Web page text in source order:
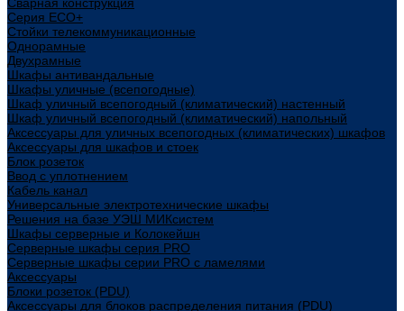
Серия ECO+
Стойки телекоммуникационные
Однорамные
Двухрамные
Шкафы антивандальные
Шкафы уличные (всепогодные)
Шкаф уличный всепогодный (климатический) настенный
Шкаф уличный всепогодный (климатический) напольный
Аксессуары для уличных всепогодных (климатических) шкафов
Аксессуары для шкафов и стоек
Блок розеток
Ввод с уплотнением
Кабель канал
Универсальные электротехнические шкафы
Решения на базе УЭШ МИКсистем
Шкафы серверные и Колокейшн
Серверные шкафы серия PRO
Серверные шкафы серии PRO с ламелями
Аксессуары
Блоки розеток (PDU)
Аксессуары для блоков распределения питания (PDU)